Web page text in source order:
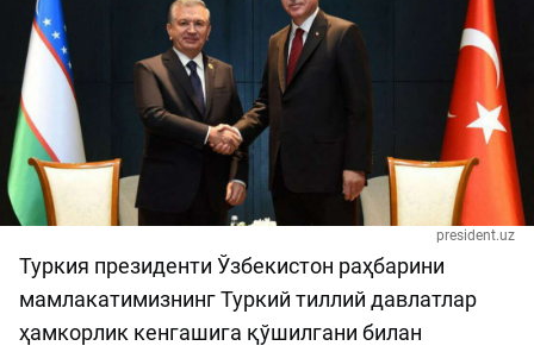
president.uz
Туркия президенти Ўзбекистон раҳбарини
мамлакатимизнинг Туркий тиллий давлатлар
ҳамкорлик кенгашига қўшилгани билан